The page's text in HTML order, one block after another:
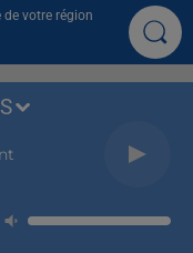
votre région